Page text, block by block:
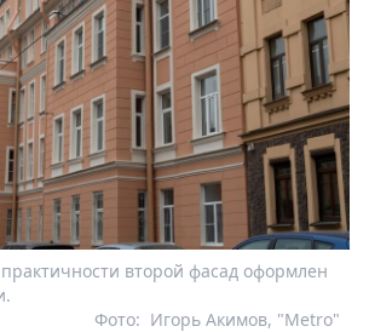
второй фасад оформлен
Игорь Акимов, "Metro"
Фото: